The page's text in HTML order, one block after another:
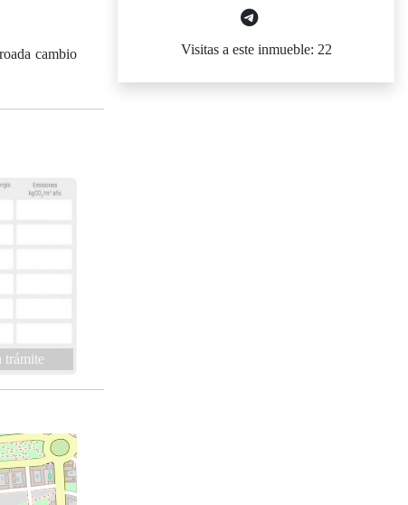
cambio
trámite
Visitas a este inmueble: 22